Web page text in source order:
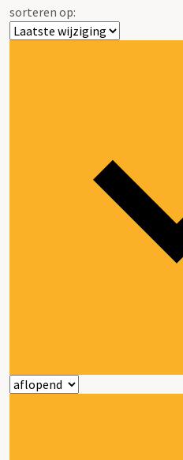
sorteren op: